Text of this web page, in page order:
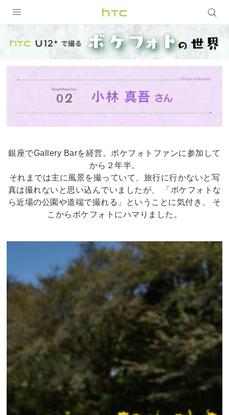
HTC
U12
＋
撮
ボ
ケ
ォ
ト
の
世
界
小
銀座でGallery Barを経営。ボケフォトファンに参加して
から２年半。
それまでは主に風景を撮っていて、旅行に行かないと写
真は撮れないと思い込んでいましたが、
「ボケフォトな
ら近場の公園や道端で撮れる」ということに気付き、
そ
こからボケフォトにハマりました。